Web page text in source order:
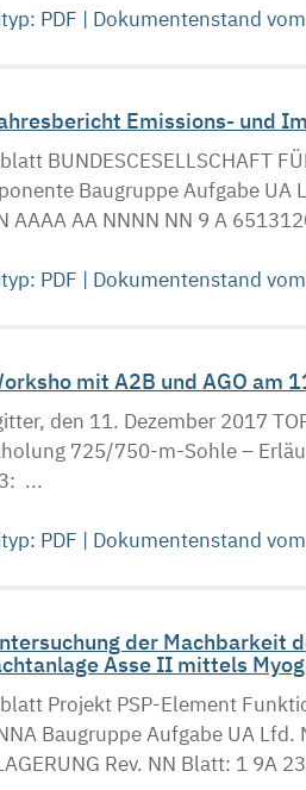
PDF | Dokumentenstand
Emissions- und
BUNDESCESELLSCHAFT
Baugruppe Aufgabe UA
AAAA AA NNNN NN 9 A
PDF | Dokumentenstand
mit A2B und AGO am
den 11. Dezember 2017
725/750-m-Sohle –
...
PDF | Dokumentenstand
der Machbarkeit
Asse II mittels
Projekt PSP-Element
Baugruppe Aufgabe UA Lfd.
Rev. NN Blatt: 1 9A